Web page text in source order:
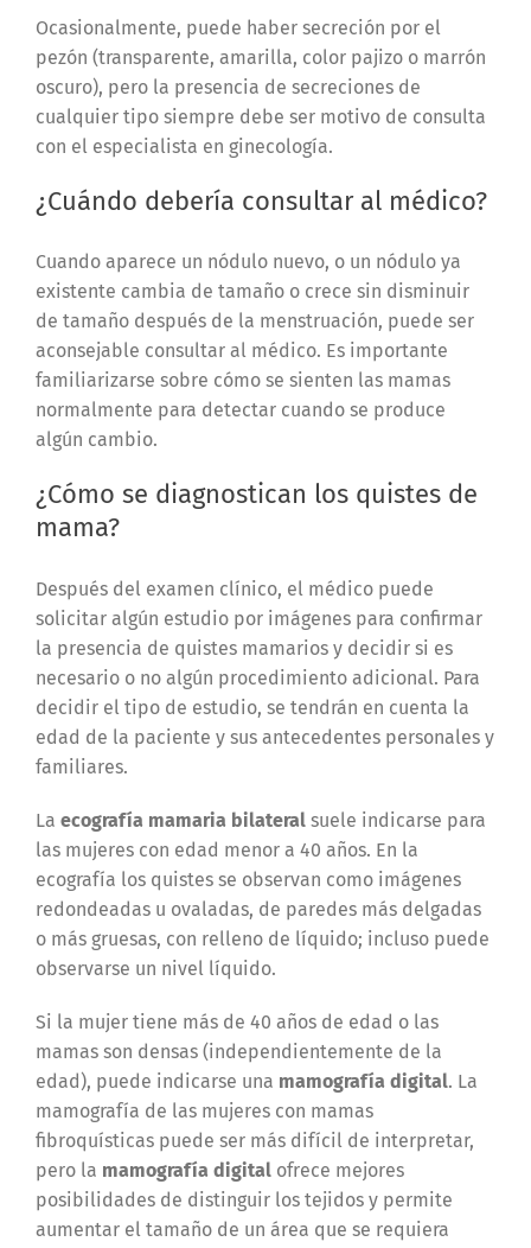
Ocasionalmente, puede haber secreción por el
pezón (transparente, amarilla, color pajizo o marrón
oscuro), pero la presencia de secreciones de
cualquier tipo siempre debe ser motivo de consulta
con el especialista en ginecología.
¿Cuándo debería consultar al médico?
Cuando aparece un nódulo nuevo, o un nódulo ya
existente cambia de tamaño o crece sin disminuir
de tamaño después de la menstruación, puede ser
aconsejable consultar al médico. Es importante
familiarizarse sobre cómo se sienten las mamas
normalmente para detectar cuando se produce
algún cambio.
¿Cómo se diagnostican los quistes de
mama?
Después del examen clínico, el médico puede
solicitar algún estudio por imágenes para confirmar
la presencia de quistes mamarios y decidir si es
necesario o no algún procedimiento adicional. Para
decidir el tipo de estudio, se tendrán en cuenta la
edad de la paciente y sus antecedentes personales y
familiares.
La ecografía mamaria bilateralsuele indicarse para
las mujeres con edad menor a 40 años. En la
ecografía los quistes se observan como imágenes
redondeadas u ovaladas, de paredes más delgadas
o más gruesas, con relleno de líquido; incluso puede
observarse un nivel líquido.
Si la mujer tiene más de 40 años de edad o las
mamas son densas (independientemente de la
edad), puede indicarse una mamografía digital. La
mamografía de las mujeres con mamas
fibroquísticas puede ser más difícil de interpretar,
pero la mamografía digitalofrece mejores
posibilidades de distinguir los tejidos y permite
aumentar el tamaño de un área que se requiera